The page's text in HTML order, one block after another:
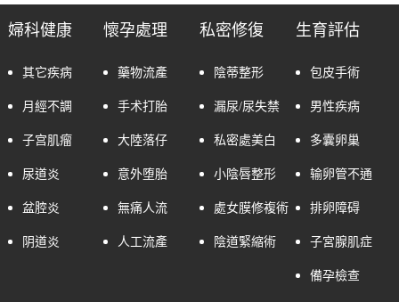
婦科健康
其它疾病
月經不調
子宫肌瘤
尿道炎
盆腔炎
阴道炎
懷孕處理
藥物流產
手术打胎
大陸落仔
意外堕胎
無痛人流
人工流產
私密修復
陰蒂整形
漏尿/尿失禁
私密處美白
小陰唇整形
處女膜修複術
陰道緊縮術
生育評估
包皮手術
男性疾病
多囊卵巢
输卵管不通
排卵障碍
子宮腺肌症
備孕檢查